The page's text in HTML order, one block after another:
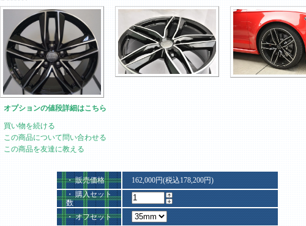
オプションの値段詳細はこちら
買い物を続ける
この商品について問い合わせる
この商品を友達に教える
・ 販売価格
162,000円(税込178,200円)
・ 購入セット
数
・ オフセット